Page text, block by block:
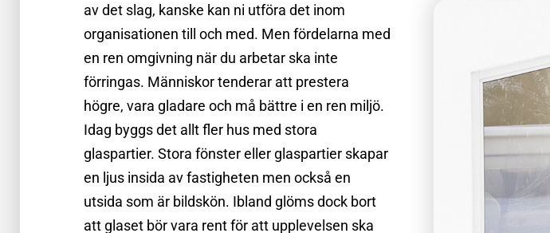
av det slag, kanske kan ni utföra det inom
organisationen till och med. Men fördelarna med
en ren omgivning när du arbetar ska inte
förringas. Människor tenderar att prestera
högre, vara gladare och må bättre i en ren miljö.
Idag byggs det allt fler hus med stora
glaspartier. Stora fönster eller glaspartier skapar
en ljus insida av fastigheten men också en
utsida som är bildskön. Ibland glöms dock bort
att glaset bör vara rent för att upplevelsen ska